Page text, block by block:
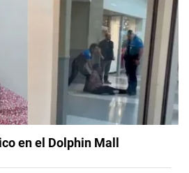
en el Dolphin Mall